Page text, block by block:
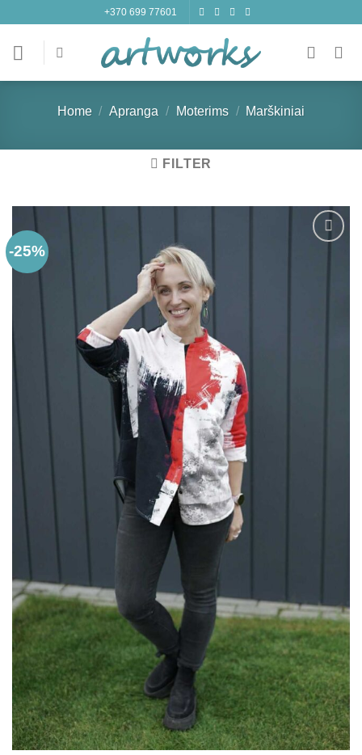
content
+370 699 77601
Home / Apranga / Moterims / Marškiniai
FILTER
-25%